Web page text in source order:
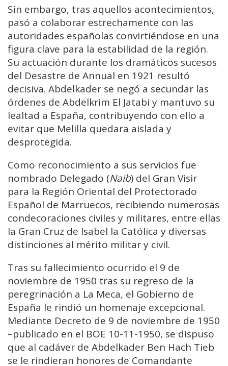
Sin embargo, tras aquellos acontecimientos,
pasó a colaborar estrechamente con las
autoridades españolas convirtiéndose en una
figura clave para la estabilidad de la región.
Su actuación durante los dramáticos sucesos
del Desastre de Annual en 1921 resultó
decisiva. Abdelkader se negó a secundar las
órdenes de Abdelkrim El Jatabi y mantuvo su
lealtad a España, contribuyendo con ello a
evitar que Melilla quedara aislada y
desprotegida.
Como reconocimiento a sus servicios fue
nombrado Delegado (Naib) del Gran Visir
para la Región Oriental del Protectorado
Español de Marruecos, recibiendo numerosas
condecoraciones civiles y militares, entre ellas
la Gran Cruz de Isabel la Católica y diversas
distinciones al mérito militar y civil.
Tras su fallecimiento ocurrido el 9 de
noviembre de 1950 tras su regreso de la
peregrinación a La Meca, el Gobierno de
España le rindió un homenaje excepcional.
Mediante Decreto de 9 de noviembre de 1950
–publicado en el BOE 10-11-1950, se dispuso
que al cadáver de Abdelkader Ben Hach Tieb
se le rindieran honores de Comandante